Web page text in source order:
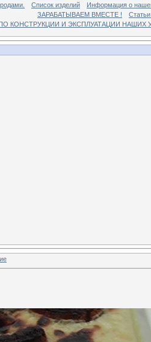
Список изделий
Информация о
ЗАРАБАТЫВАЕМ ВМЕСТЕ !
КОНСТРУКЦИИ И ЭКСПЛУАТАЦИИ НАШИХ